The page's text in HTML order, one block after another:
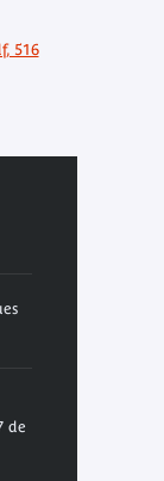
516
de